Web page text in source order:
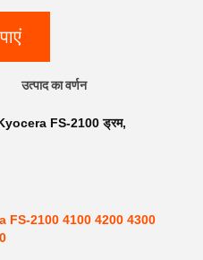
उत्पाद का वर्णन
FS-2100 ड्रम,
FS-2100 4100 4200 4300